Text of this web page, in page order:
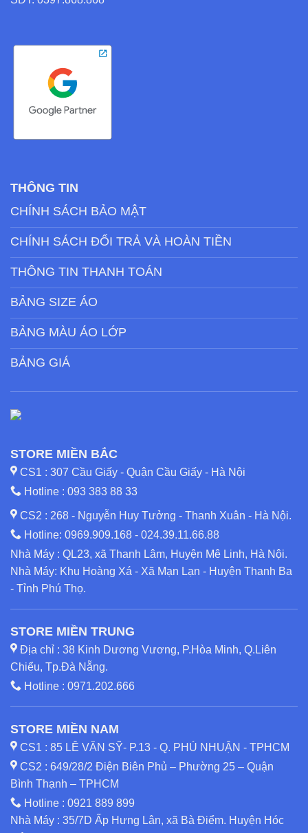
THÔNG TIN
CHÍNH SÁCH BẢO MẬT
CHÍNH SÁCH ĐỔI TRẢ VÀ HOÀN TIỀN
THÔNG TIN THANH TOÁN
BẢNG SIZE ÁO
BẢNG MÀU ÁO LỚP
BẢNG GIÁ
STORE MIỀN BẮC
CS1 : 307 Cầu Giấy - Quận Cầu Giấy - Hà Nội
Hotline : 093 383 88 33
CS2 : 268 - Nguyễn Huy Tưởng - Thanh Xuân - Hà Nội.
Hotline: 0969.909.168 - 024.39.11.66.88
Nhà Máy : QL23, xã Thanh Lâm, Huyện Mê Linh, Hà Nội.
Nhà Máy: Khu Hoàng Xá - Xã Mạn Lạn - Huyện Thanh Ba
- Tỉnh Phú Thọ.
STORE MIỀN TRUNG
Địa chỉ : 38 Kinh Dương Vương, P.Hòa Minh, Q.Liên
Chiểu, Tp.Đà Nẵng.
Hotline : 0971.202.666
STORE MIỀN NAM
CS1 : 85 LÊ VĂN SỸ- P.13 - Q. PHÚ NHUẬN - TPHCM
CS2 : 649/28/2 Điện Biên Phủ – Phường 25 – Quận
Bình Thạnh – TPHCM
Hotline : 0921 889 899
Nhà Máy : 35/7D Ấp Hưng Lân, xã Bà Điểm. Huyện Hóc